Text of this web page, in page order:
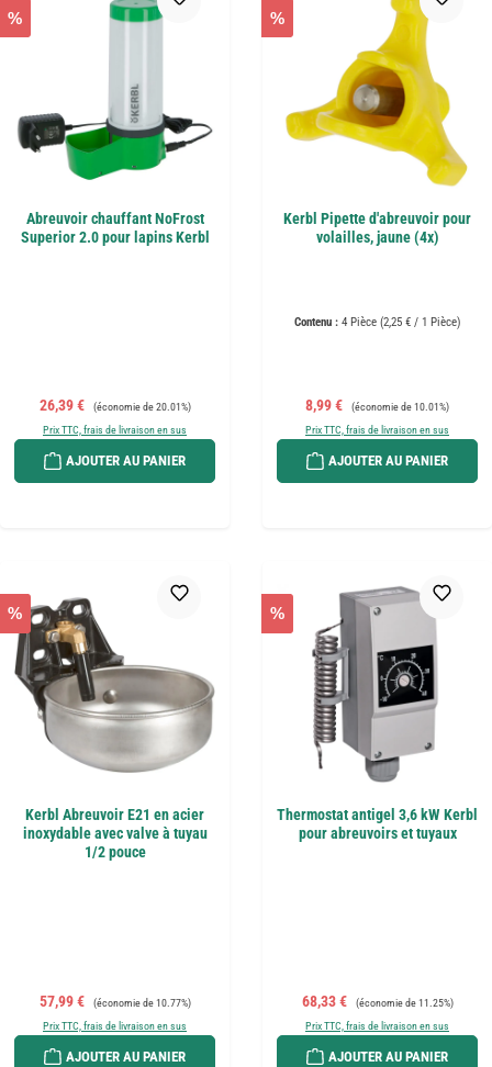
%
Abreuvoir chauffant NoFrost
Superior 2.0 pour lapins Kerbl
Prix de vente :
26,39 € Prix régulier :
(économie de 20.01%)
Prix TTC, frais de livraison en sus
AJOUTER AU PANIER
%
Kerbl Pipette d'abreuvoir pour
volailles, jaune (4x)
Contenu : 4 Pièce (2,25 € / 1 Pièce)
Prix de vente :
8,99 € Prix régulier :
(économie de 10.01%)
Prix TTC, frais de livraison en sus
AJOUTER AU PANIER
%
Kerbl Abreuvoir E21 en acier
inoxydable avec valve à tuyau
1/2 pouce
Prix de vente :
57,99 € Prix régulier :
(économie de 10.77%)
Prix TTC, frais de livraison en sus
AJOUTER AU PANIER
%
Thermostat antigel 3,6 kW Kerbl
pour abreuvoirs et tuyaux
Prix de vente :
68,33 € Prix régulier :
(économie de 11.25%)
Prix TTC, frais de livraison en sus
AJOUTER AU PANIER